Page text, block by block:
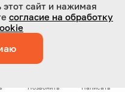
Позвонить Написать
защищены 2026
сайт и нажимая
согласие на обработку